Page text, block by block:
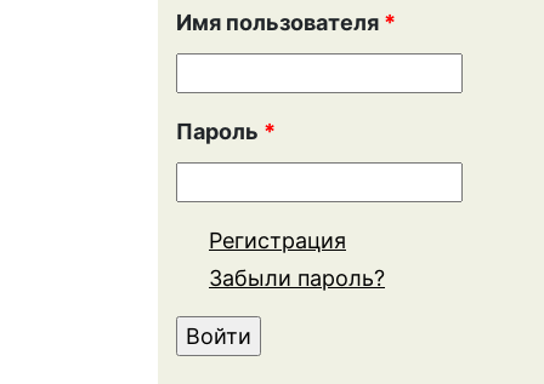
Имя пользователя *
Пароль *
Регистрация
Забыли пароль?